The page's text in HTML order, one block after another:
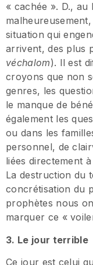
« cachée ». D.,
malheureusement,
situation qui
arrivent, des plus
véchalom). Il est
croyons que non
genres, les
le manque de
également les
ou dans les
personnel, de
liées directement
La destruction du
concrétisation du
prophètes nous
marquer ce «
3. Le jour terrible
Ce jour est celui